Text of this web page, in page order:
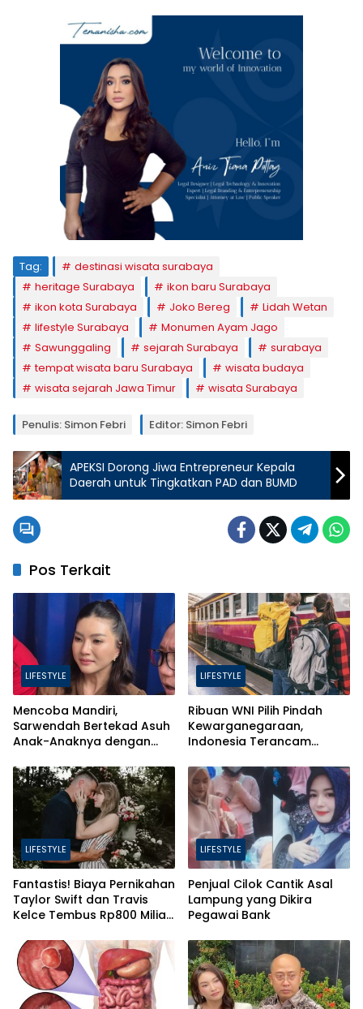
Tag:
destinasi wisata surabaya
heritage Surabaya
ikon baru Surabaya
ikon kota Surabaya
Joko Bereg
Lidah Wetan
lifestyle Surabaya
Monumen Ayam Jago
Sawunggaling
sejarah Surabaya
surabaya
tempat wisata baru Surabaya
wisata budaya
wisata sejarah Jawa Timur
wisata Surabaya
Penulis: Simon Febri Editor: Simon Febri
APEKSI Dorong Jiwa Entrepreneur Kepala
Daerah untuk Tingkatkan PAD dan BUMD
Pos Terkait
LIFESTYLE
Mencoba Mandiri,
Sarwendah Bertekad Asuh
Anak-Anaknya dengan
LIFESTYLE
Ribuan WNI Pilih Pindah
Kewarganegaraan,
Indonesia Terancam
LIFESTYLE
Fantastis! Biaya Pernikahan
Taylor Swift dan Travis
Kelce Tembus Rp800 Miliar,
LIFESTYLE
Penjual Cilok Cantik Asal
Lampung yang Dikira
Pegawai Bank